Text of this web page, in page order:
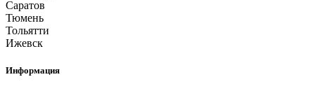
Саратов
Тюмень
Тольятти
Ижевск
Информация